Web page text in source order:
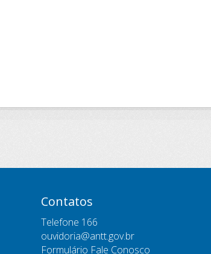
Contatos
Telefone 166
ouvidoria@antt.gov.br
Formulário Fale Conosco